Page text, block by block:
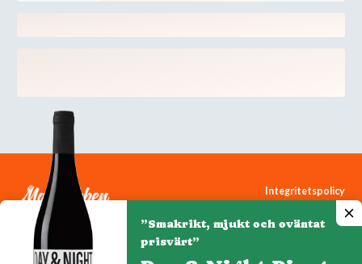
Integritetspolicy
Cookiepolicy
”Smakrikt, mjukt och oväntat
prisvärt”